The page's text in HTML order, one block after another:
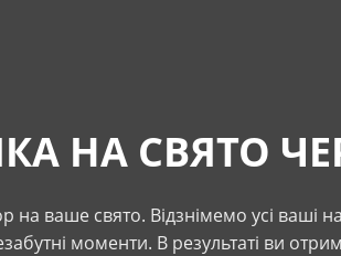
НА СВЯТО
на ваше свято. Відзнімемо усі ваші
моменти. В результаті ви